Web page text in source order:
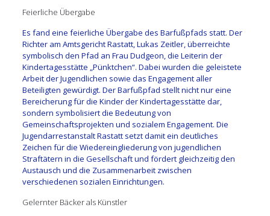
Feierliche Übergabe
Es fand eine feierliche Übergabe des Barfußpfads statt. Der
Richter am Amtsgericht Rastatt, Lukas Zeitler, überreichte
symbolisch den Pfad an Frau Dudgeon, die Leiterin der
Kindertagesstätte „Pünktchen“. Dabei wurden die geleistete
Arbeit der Jugendlichen sowie das Engagement aller
Beteiligten gewürdigt. Der Barfußpfad stellt nicht nur eine
Bereicherung für die Kinder der Kindertagesstätte dar,
sondern symbolisiert die Bedeutung von
Gemeinschaftsprojekten und sozialem Engagement. Die
Jugendarrestanstalt Rastatt setzt damit ein deutliches
Zeichen für die Wiedereingliederung von jugendlichen
Straftätern in die Gesellschaft und fördert gleichzeitig den
Austausch und die Zusammenarbeit zwischen
verschiedenen sozialen Einrichtungen.
Gelernter Bäcker als Künstler